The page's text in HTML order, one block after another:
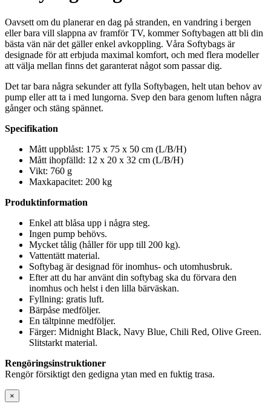
Oavsett om du planerar en dag på stranden, en vandring i bergen
eller bara vill slappna av framför TV, kommer Softybagen att bli din
bästa vän när det gäller enkel avkoppling. Våra Softybags är
designade för att erbjuda maximal komfort, och med flera modeller
att välja mellan finns det garanterat något som passar dig.
Det tar bara några sekunder att fylla Softybagen, helt utan behov av
pump eller att ta i med lungorna. Svep den bara genom luften några
gånger och stäng spännet.
Specifikation
Mått uppblåst: 175 x 75 x 50 cm (L/B/H)
Mått ihopfälld: 12 x 20 x 32 cm (L/B/H)
Vikt: 760 g
Maxkapacitet: 200 kg
Produktinformation
Enkel att blåsa upp i några steg.
Ingen pump behövs.
Mycket tålig (håller för upp till 200 kg).
Vattentätt material.
Softybag är designad för inomhus- och utomhusbruk.
Efter att du har använt din softybag ska du förvara den
inomhus och helst i den lilla bärväskan.
Fyllning: gratis luft.
Bärpåse medföljer.
En tältpinne medföljer.
Färger: Midnight Black, Navy Blue, Chili Red, Olive Green.
Slitstarkt material.
Rengöringsinstruktioner
Rengör försiktigt den gedigna ytan med en fuktig trasa.
×